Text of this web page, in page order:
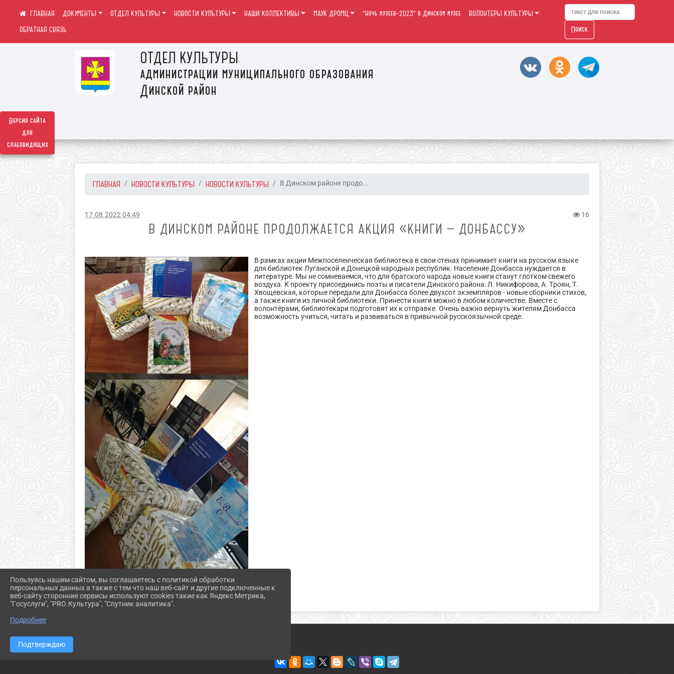
Версия сайта
для
слабовидящих
ОТДЕЛ КУЛЬТУРЫ
администрации муниципального образования
Динской район
ДОКУМЕНТЫ ОТДЕЛ КУЛЬТУРЫ НОВОСТИ КУЛЬТУРЫ НАШИ КОЛЛЕКТИВЫ МАУК ДРОМЦ "Ночь музеев-2023" в Динском музее
ВОЛОНТЕРЫ КУЛЬТУРЫ
ОБРАТНАЯ СВЯЗЬ
Поиск
ГЛАВНАЯ НОВОСТИ КУЛЬТУРЫ НОВОСТИ КУЛЬТУРЫ В Динском районе продо...
17.08.2022 04:49 16
В ДИНСКОМ РАЙОНЕ ПРОДОЛЖАЕТСЯ АКЦИЯ «КНИГИ — ДОНБАССУ»
В рамках акции Межпоселенческая библиотека в свои стенах принимает книги на русском языке
для библиотек Луганской и Донецкой народных республик. Население Донбасса нуждается в
литературе. Мы не сомневаемся, что для братского народа новые книги станут глотком свежего
воздуха. К проекту присоединись поэты и писатели Динского района: Л. Никифорова, А. Троян, Т.
Хвощевская, которые передали для Донбасса более двухсот экземпляров - новые сборники стихов,
а также книги из личной библиотеки. Принести книги можно в любом количестве. Вместе с
волонтёрами, библиотекари подготовят их к отправке. Очень важно вернуть жителям Донбасса
возможность учиться, читать и развиваться в привычной русскоязычной среде.
Пользуясь нашим сайтом, вы соглашаетесь с политикой обработки
персональных данных а также с тем что наш веб-сайт и другие подключенные к
веб-сайту сторонние сервисы используют cookies такие как Яндекс Метрика,
"Госуслуги", "PRO.Культура", "Спутник аналитика".
Подробнее
Подтверждаю